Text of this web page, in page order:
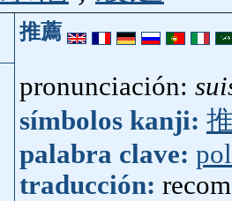
推薦
pronunciación:
símbolos kanji:
palabra clave:
traducción: